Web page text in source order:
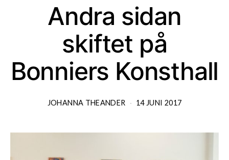
Andra sidan
skiftet på
Bonniers Konsthall
JOHANNA THEANDER 14 JUNI 2017